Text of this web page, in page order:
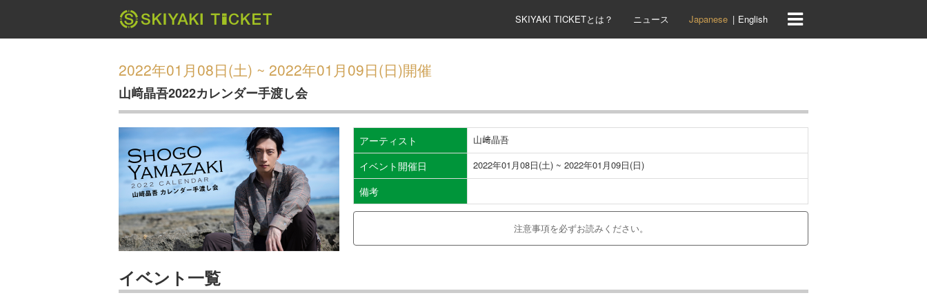
SKIYAKI TICKETとは？ ニュース Japanese English
2022年01月08日(土) ~ 2022年01月09日(日)開催
山﨑晶吾2022カレンダー手渡し会
アーティスト 山﨑晶吾
イベント開催日 2022年01月08日(土) ~ 2022年01月09日(日)
備考
注意事項を必ずお読みください。
イベント一覧